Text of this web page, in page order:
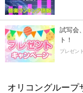
試写会
ト！
プレゼン
オリコングループ